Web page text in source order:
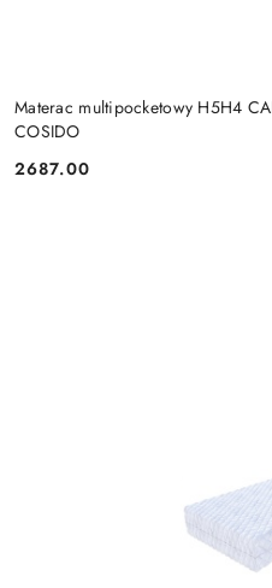
Materac multipocketowy H5H4
COSIDO
Cena:
2687.00